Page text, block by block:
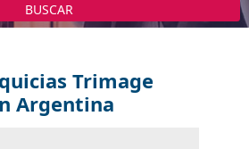
BUSCAR
Trimage
Argentina